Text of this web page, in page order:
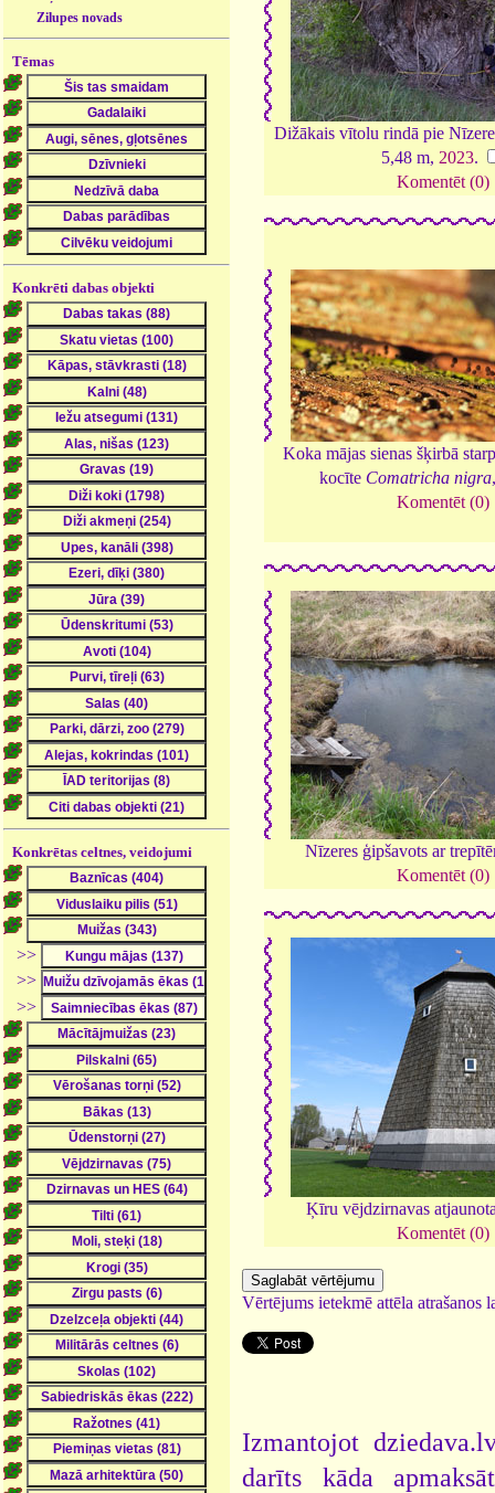
Zilupes novads
Tēmas
Konkrēti dabas objekti
Konkrētas celtnes, veidojumi
>>
>>
>>
Dižākais vītolu rindā pie
5,48 m, 2023.
Komentēt (0)
Koka mājas sienas šķirbā
kocīte Comatricha nigra
Komentēt (0)
Nīzeres ģipšavots ar
Komentēt (0)
Ķīru vējdzirnavas
Komentēt (0)
Vērtējums ietekmē attēla atrašanos
Izmantojot
darīts kāda